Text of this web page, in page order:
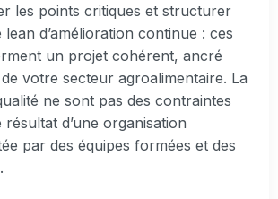
les points critiques et structurer
d’amélioration continue : ces
un projet cohérent, ancré
votre secteur agroalimentaire. La
ne sont pas des contraintes
résultat d’une organisation
par des équipes formées et des